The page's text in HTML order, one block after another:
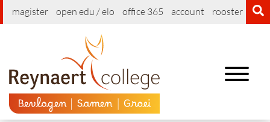
magister open edu / elo office 365 account rooster
Toggle